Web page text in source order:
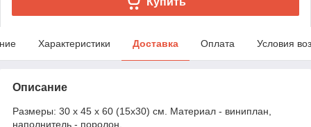
Характеристики Доставка Оплата Условия
Описание
Размеры: 30 х 45 х 60 (15x30) см. Материал - виниплан,
наполнитель - поролон.